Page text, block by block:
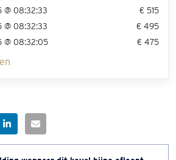
@ 08:32:33
€ 515
@ 08:32:33
€ 495
@ 08:32:05 € 475